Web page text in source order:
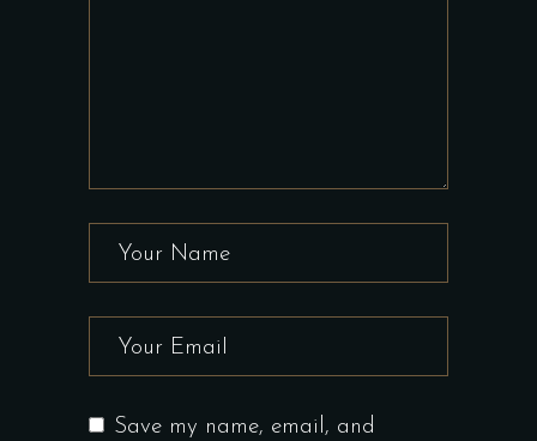
Save my name, email, and